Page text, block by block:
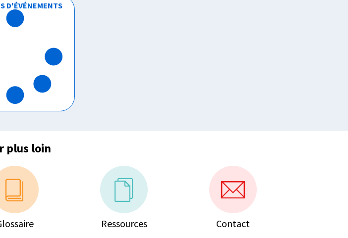
D'ÉVÉNEMENTS
plus loin
Ressources Contact